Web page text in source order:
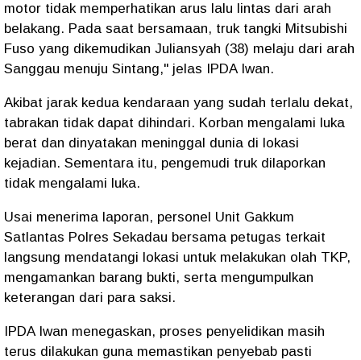
motor tidak memperhatikan arus lalu lintas dari arah
belakang. Pada saat bersamaan, truk tangki Mitsubishi
Fuso yang dikemudikan Juliansyah (38) melaju dari arah
Sanggau menuju Sintang," jelas IPDA Iwan.
Akibat jarak kedua kendaraan yang sudah terlalu dekat,
tabrakan tidak dapat dihindari. Korban mengalami luka
berat dan dinyatakan meninggal dunia di lokasi
kejadian. Sementara itu, pengemudi truk dilaporkan
tidak mengalami luka.
Usai menerima laporan, personel Unit Gakkum
Satlantas Polres Sekadau bersama petugas terkait
langsung mendatangi lokasi untuk melakukan olah TKP,
mengamankan barang bukti, serta mengumpulkan
keterangan dari para saksi.
IPDA Iwan menegaskan, proses penyelidikan masih
terus dilakukan guna memastikan penyebab pasti